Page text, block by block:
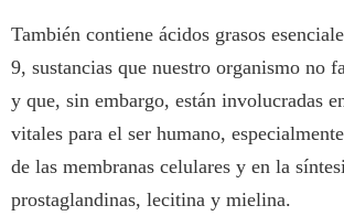
También contiene ácidos grasos
9, sustancias que nuestro organismo no
y que, sin embargo, están involucradas
vitales para el ser humano,
de las membranas celulares y en la
prostaglandinas, lecitina y mielina.